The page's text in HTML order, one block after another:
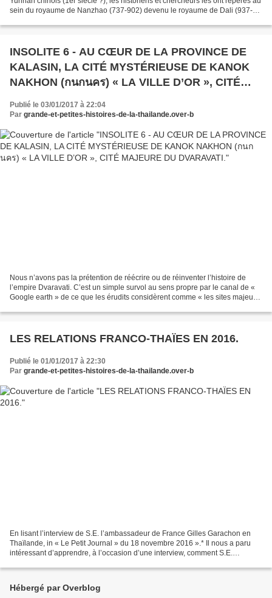
sein du royaume de Nanzhao (737-902) devenu le royaume de Dali (937-
INSOLITE 6 - AU CŒUR DE LA PROVINCE DE
KALASIN, LA CITÉ MYSTÉRIEUSE DE KANOK
NAKHON (กนกนคร) « LA VILLE D’OR », CITÉ
MAJEURE DU DVARAVATI.
Publié le 03/01/2017 à 22:04
Par grande-et-petites-histoires-de-la-thailande.over-b
Nous n’avons pas la prétention de réécrire ou de réinventer l’histoire de
l’empire Dvaravati. C’est un simple survol au sens propre par le canal de «
Google earth » de ce que les érudits considèrent comme « les sites majeurs
LES RELATIONS FRANCO-THAÏES EN 2016.
Publié le 01/01/2017 à 22:30
Par grande-et-petites-histoires-de-la-thailande.over-b
En lisant l’interview de S.E. l’ambassadeur de France Gilles Garachon en
Thaïlande, in « Le Petit Journal » du 18 novembre 2016 ».* Il nous a paru
intéressant d’apprendre, à l’occasion d’une interview, comment S.E.
Hébergé par Overblog